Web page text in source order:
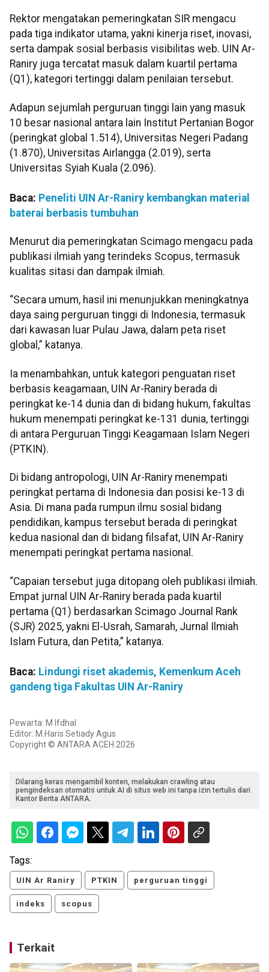
Rektor mengatakan pemeringkatan SIR mengacu
pada tiga indikator utama, yakni kinerja riset, inovasi,
serta dampak sosial berbasis visibilitas web. UIN Ar-
Raniry juga tercatat masuk dalam kuartil pertama
(Q1), kategori tertinggi dalam penilaian tersebut.
Adapun sejumlah perguruan tinggi lain yang masuk
10 besar nasional antara lain Institut Pertanian Bogor
(peringkat global 1.514), Universitas Negeri Padang
(1.870), Universitas Airlangga (2.019), serta
Universitas Syiah Kuala (2.096).
Baca: Peneliti UIN Ar-Raniry kembangkan material
baterai berbasis tumbuhan
Menurut dia pemeringkatan Scimago mengacu pada
publikasi ilmiah yang terindeks Scopus, termasuk
kualitas sitasi dan dampak ilmiah.
“Secara umum, hasil ini menunjukkan meningkatnya
daya saing perguruan tinggi di Indonesia, termasuk
dari kawasan luar Pulau Jawa, dalam peta riset
global,” katanya.
Ia menambahkan, untuk kategori penguatan riset
berbasis keagamaan, UIN Ar-Raniry berada di
peringkat ke-14 dunia dan di bidang hukum, fakultas
hukum menempati peringkat ke-131 dunia, tertinggi
di antara Perguruan Tinggi Keagamaan Islam Negeri
(PTKIN).
Di bidang antropologi, UIN Ar-Raniry menempati
peringkat pertama di Indonesia dan posisi ke-13 di
Asia. Di mana pada rumpun ilmu sosial bidang
pendidikan, kampus tersebut berada di peringkat
kedua nasional dan di bidang filsafat, UIN Ar-Raniry
menempati peringkat pertama nasional.
“Capaian tersebut juga ditopang oleh publikasi ilmiah.
Empat jurnal UIN Ar-Raniry berada pada kuartil
pertama (Q1) berdasarkan Scimago Journal Rank
(SJR) 2025, yakni El-Usrah, Samarah, Jurnal Ilmiah
Islam Futura, dan Petita,” katanya.
Baca: Lindungi riset akademis, Kemenkum Aceh
gandeng tiga Fakultas UIN Ar-Raniry
Pewarta: M Ifdhal
Editor: M.Haris Setiady Agus
Copyright © ANTARA ACEH 2026
Dilarang keras mengambil konten, melakukan crawling atau
pengindeksan otomatis untuk AI di situs web ini tanpa izin tertulis dari
Kantor Berita ANTARA.
Tags:
UIN Ar Raniry PTKIN perguruan tinggi
indeks scopus
Terkait